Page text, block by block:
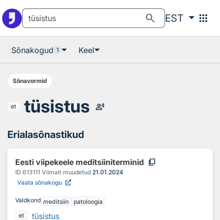
search EST apps
Sõnakogud 1 Keel
Sõnavormid
et tüsistus record_voice_over
Erialasõnastikud
Eesti viipekeele meditsiiniterminid content_copy
ID 613111 Viimati muudetud 21.01.2024
Vaata sõnakogu
Valdkond meditsiin
patoloogia
et
tüsistus